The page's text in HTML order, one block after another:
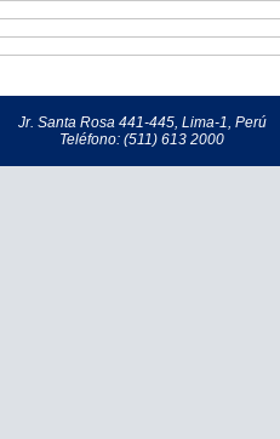
Jr. Santa Rosa 441-445, Lima-1, Perú
Teléfono: (511) 613 2000